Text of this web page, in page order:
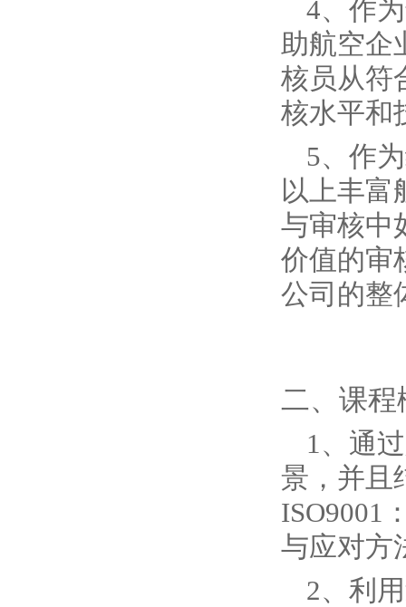
4、作
助航空企
核员从符
核水平和
5、作
以上丰富
与审核中
价值的审
公司的整
二、课程
1、通
景，并且
ISO9001
与应对方
2、 利